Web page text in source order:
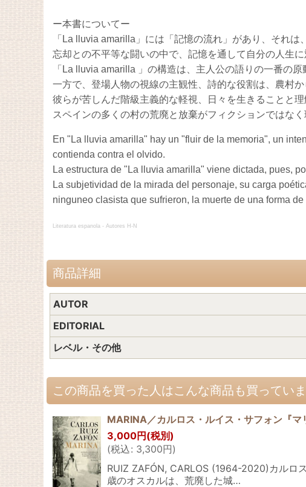
ー本書についてー
「 La lluvia amarilla 」 には「記憶の流れ」があり、それは、
忘却との不平等な闘いの中で、 記憶を通して自分の人生
「La lluvia amarilla 」の構造は、主人公の語りの一番の原
一方で、登場人物の視線の主観性、詩的な役割は、農村
彼らが苦しんだ階級主義的な軽視、日々を生きることと理
スペインの多くの村の荒廃と放棄がフィクションではな
En "La lluvia amarilla" hay un "fluir de la memoria", un
contienda contra el olvido.
La estructura de "La lluvia amarilla" viene dictada, pues,
La subjetividad de la mirada del personaje, su carga
ninguneo clasista que sufrieron, la muerte de una forma
Literatura espanola - Autores H-N
商品詳細
AUTOR
EDITORIAL
レベル・その他
この商品を買った人はこんな商品も買ってい
MARINA／カルロス・ルイス・サフォン『マ
3,000円 (税別)
(税込: 3,300円)
RUIZ ZAFÓN, CARLOS (1964-2020)カルロ
歳のオスカルは、荒廃した城…